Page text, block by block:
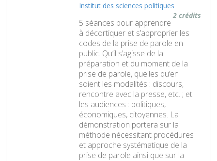
Institut des sciences politiques
2 crédits
5 séances pour apprendre
à décortiquer et s’approprier les
codes de la prise de parole en
public. Qu’il s’agisse de la
préparation et du moment de la
prise de parole, quelles qu’en
soient les modalités : discours,
rencontre avec la presse, etc. ; et
les audiences : politiques,
économiques, citoyennes. La
démonstration portera sur la
méthode nécessitant procédures
et approche systématique de la
prise de parole ainsi que sur la